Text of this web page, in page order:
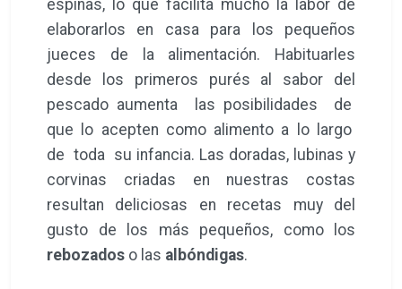
espinas, lo que facilita mucho la labor de
elaborarlos en casa para los pequeños
jueces de la alimentación. Habituarles
desde los primeros purés al sabor del
pescado aumenta las posibilidades de
que lo acepten como alimento a lo largo
de toda su infancia. Las doradas, lubinas y
corvinas criadas en nuestras costas
resultan deliciosas en recetas muy del
gusto de los más pequeños, como los
rebozados o las albóndigas.